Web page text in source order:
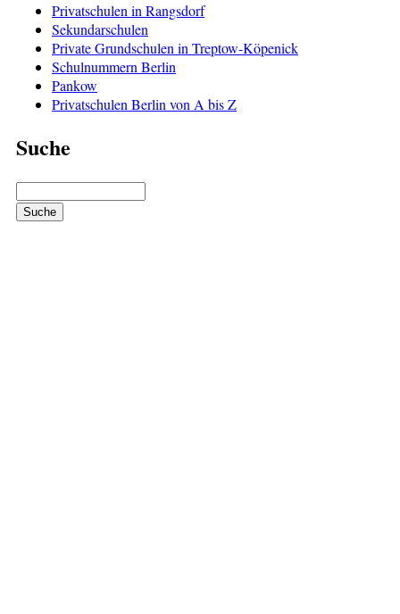
Privatschulen in Rangsdorf
Sekundarschulen
Private Grundschulen in Treptow-Köpenick
Schulnummern Berlin
Pankow
Privatschulen Berlin von A bis Z
Suche